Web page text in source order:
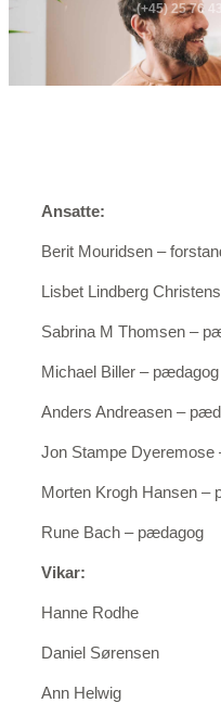
(+45) 25 76 43
Ansatte:
Berit Mouridsen –
Lisbet Lindberg
Sabrina M Thomsen –
Michael Biller – pædagog
Anders Andreasen –
Jon Stampe Dyeremose
Morten Krogh Hansen –
Rune Bach – pædagog
Vikar:
Hanne Rodhe
Daniel Sørensen
Ann Helwig